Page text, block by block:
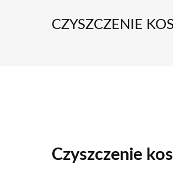
CZYSZCZENIE
Czyszczenie